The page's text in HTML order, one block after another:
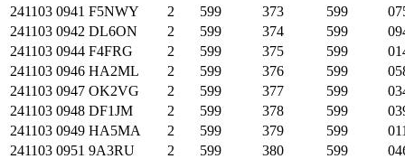
241103 0941 F5NWY 2 599 373 599
241103 0942 DL6ON 2 599 374 599
241103 0944 F4FRG 2 599 375 599
241103 0946 HA2ML 2 599 376 599
241103 0947 OK2VG 2 599 377 599
241103 0948 DF1JM 2 599 378 599
241103 0949 HA5MA 2 599 379 599
241103 0951 9A3RU 2 599 380 599